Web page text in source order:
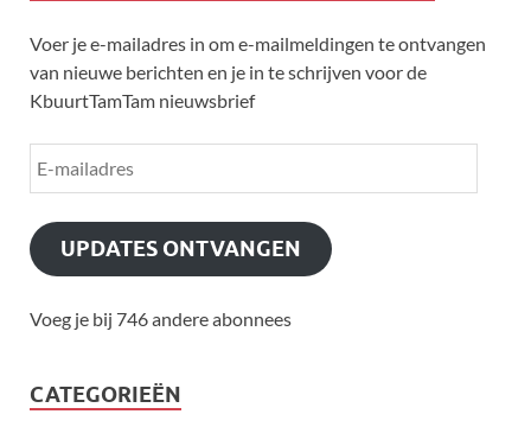
Voer je e-mailadres in om e-mailmeldingen te ontvangen
van nieuwe berichten en je in te schrijven voor de
KbuurtTamTam nieuwsbrief
UPDATES ONTVANGEN
Voeg je bij 746 andere abonnees
CATEGORIEËN